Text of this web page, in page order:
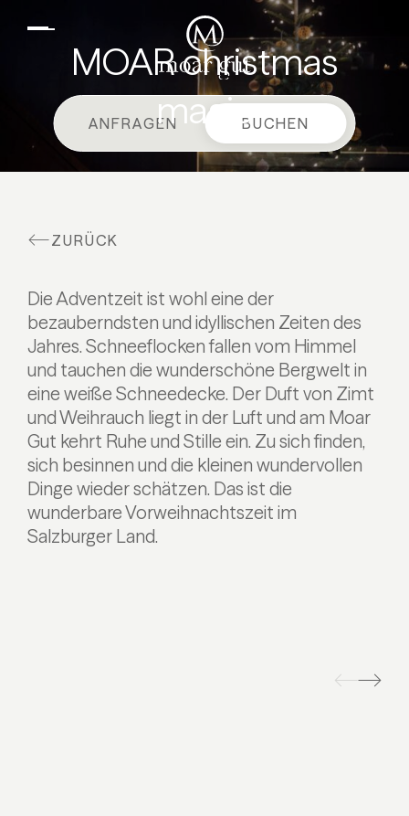
Suiten & Angebote
Familienurlaub
Moar Gut
Kulinarik
DEEN
MOAR christmas
magic
ANFRAGEN BUCHEN
ZURÜCK
Die Adventzeit ist wohl eine der
bezauberndsten und idyllischen Zeiten des
Jahres. Schneeflocken fallen vom Himmel
und tauchen die wunderschöne Bergwelt in
eine weiße Schneedecke. Der Duft von Zimt
und Weihrauch liegt in der Luft und am Moar
Gut kehrt Ruhe und Stille ein. Zu sich finden,
sich besinnen und die kleinen wundervollen
Dinge wieder schätzen. Das ist die
wunderbare Vorweihnachtszeit im
Salzburger Land.